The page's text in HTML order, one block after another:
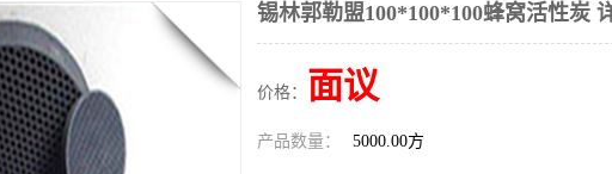
锡林郭勒盟100*100*100蜂窝活性炭
价格： 面议
产品数量： 5000.00方